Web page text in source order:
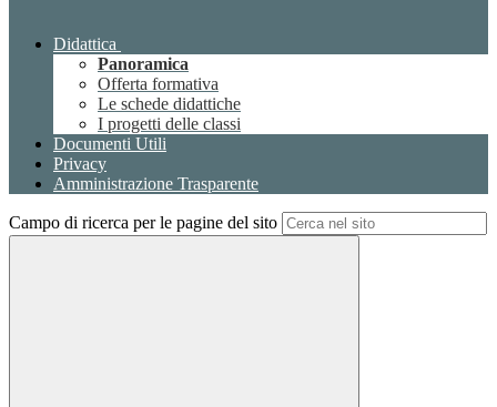
Didattica
Panoramica
Offerta formativa
Le schede didattiche
I progetti delle classi
Documenti Utili
Privacy
Amministrazione Trasparente
Campo di ricerca per le pagine del sito